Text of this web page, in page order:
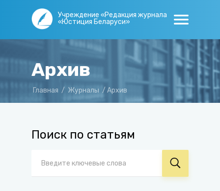
Учреждение «Редакция журнала
«Юстиция Беларуси»
Архив
Главная / Журналы / Архив
Поиск по статьям